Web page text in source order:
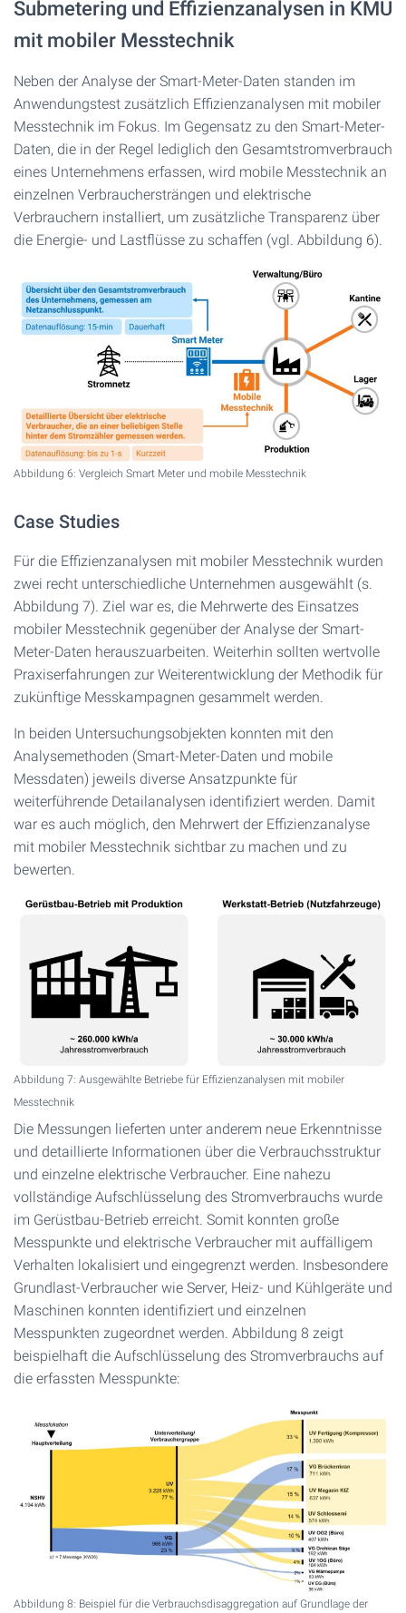
Submetering und Effizienzanalysen in KMU
mit mobiler Messtechnik
Neben der Analyse der Smart-Meter-Daten standen im
Anwendungstest zusätzlich Effizienzanalysen mit mobiler
Messtechnik im Fokus. Im Gegensatz zu den Smart-Meter-
Daten, die in der Regel lediglich den Gesamtstromverbrauch
eines Unternehmens erfassen, wird mobile Messtechnik an
einzelnen Verbrauchersträngen und elektrische
Verbrauchern installiert, um zusätzliche Transparenz über
die Energie- und Lastflüsse zu schaffen (vgl. Abbildung 6).
Abbildung 6: Vergleich Smart Meter und mobile Messtechnik
Case Studies
Für die Effizienzanalysen mit mobiler Messtechnik wurden
zwei recht unterschiedliche Unternehmen ausgewählt (s.
Abbildung 7). Ziel war es, die Mehrwerte des Einsatzes
mobiler Messtechnik gegenüber der Analyse der Smart-
Meter-Daten herauszuarbeiten. Weiterhin sollten wertvolle
Praxiserfahrungen zur Weiterentwicklung der Methodik für
zukünftige Messkampagnen gesammelt werden.
In beiden Untersuchungsobjekten konnten mit den
Analysemethoden (Smart-Meter-Daten und mobile
Messdaten) jeweils diverse Ansatzpunkte für
weiterführende Detailanalysen identifiziert werden. Damit
war es auch möglich, den Mehrwert der Effizienzanalyse
mit mobiler Messtechnik sichtbar zu machen und zu
bewerten.
Abbildung 7: Ausgewählte Betriebe für Effizienzanalysen mit mobiler
Messtechnik
Die Messungen lieferten unter anderem neue Erkenntnisse
und detaillierte Informationen über die Verbrauchsstruktur
und einzelne elektrische Verbraucher. Eine nahezu
vollständige Aufschlüsselung des Stromverbrauchs wurde
im Gerüstbau-Betrieb erreicht. Somit konnten große
Messpunkte und elektrische Verbraucher mit auffälligem
Verhalten lokalisiert und eingegrenzt werden. Insbesondere
Grundlast-Verbraucher wie Server, Heiz- und Kühlgeräte und
Maschinen konnten identifiziert und einzelnen
Messpunkten zugeordnet werden. Abbildung 8 zeigt
beispielhaft die Aufschlüsselung des Stromverbrauchs auf
die erfassten Messpunkte:
Abbildung 8: Beispiel für die Verbrauchsdisaggregation auf Grundlage der